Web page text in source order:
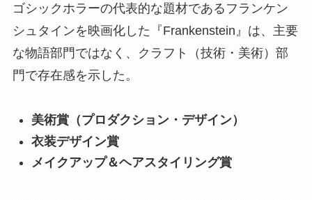
ゴシックホラーの代表的な題材であるフランケン
シュタインを映画化した『Frankenstein』は、主要
な物語部門ではなく、クラフト（技術・美術）部
門で存在感を示した。
美術賞（プロダクション・デザイン）
衣装デザイン賞
メイクアップ＆ヘアスタイリング賞